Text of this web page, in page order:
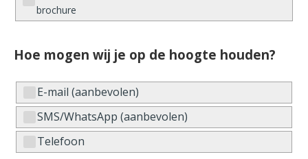
brochure
Hoe mogen wij je op de hoogte houden?
E-mail (aanbevolen)
SMS/WhatsApp (aanbevolen)
Telefoon